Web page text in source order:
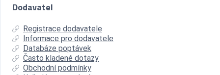
Dodavatel
Registrace dodavatele
Informace pro dodavatele
Databáze poptávek
Často kladené dotazy
Obchodní podmínky